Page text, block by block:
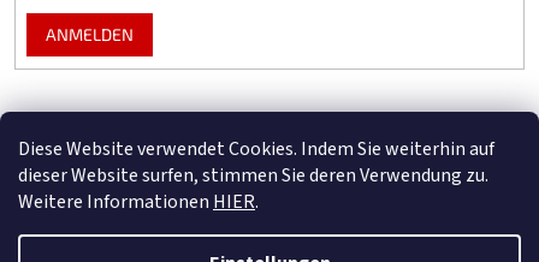
Diese Website verwendet Cookies. Indem Sie weiterhin auf
dieser Website surfen, stimmen Sie deren Verwendung zu.
Weitere Informationen HIER.
ANMELDEN
Konfigurator für Poolüberdachungen